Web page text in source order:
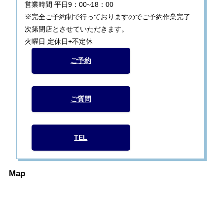
営業時間 平日9：00~18：00
※完全ご予約制で行っておりますのでご予約作業完了
次第閉店とさせていただきます。
火曜日 定休日+不定休
ご予約
ご質問
TEL
Map